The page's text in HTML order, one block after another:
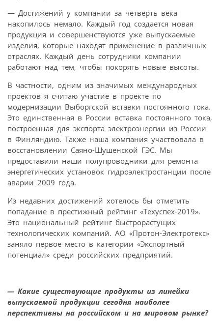
— Достижений у компании за четверть века
накопилось немало. Каждый год создается новая
продукция и совершенствуются уже выпускаемые
изделия, которые находят применение в различных
отраслях. Каждый день сотрудники компании
работают над тем, чтобы покорять новые высоты.
В частности, одним из значимых международных
проектов я считаю участие в проекте по
модернизации Выборгской вставки постоянного тока.
Это единственная в России вставка постоянного тока,
построенная для экспорта электроэнергии из России
в Финляндию. Также наша компания участвовала в
восстановлении Саяно-Шушенской ГЭС. Мы
предоставили наши полупроводники для ремонта
энергетических установок гидроэлектростанции после
аварии 2009 года.
Из недавних достижений хотелось бы отметить
попадание в престижный рейтинг «Техуспех-2019».
Это национальный рейтинг быстрорастущих
технологических компаний. АО «Протон-Электротекс»
заняло первое место в категории «Экспортный
потенциал» среди российских предприятий.
— Какие существующие продукты из линейки
выпускаемой продукции сегодня наиболее
перспективны на российском и на мировом рынке?